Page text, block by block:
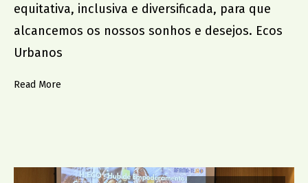
equitativa, inclusiva e diversificada, para que
alcancemos os nossos sonhos e desejos. Ecos
Urbanos
Read More